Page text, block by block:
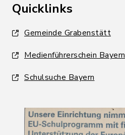
Quicklinks
Gemeinde Grabenstätt
Medienführerschein Bayern
Schulsuche Bayern